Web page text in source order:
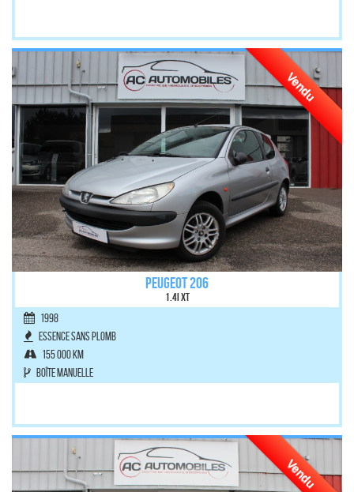
PEUGEOT 206
1.4i XT
1998
Essence sans plomb
155 000 km
Boîte manuelle
Vendu
Vendu